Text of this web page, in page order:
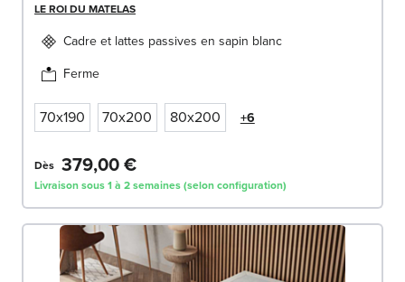
LE ROI DU MATELAS
Cadre et lattes passives en sapin blanc
Ferme
70x190 70x200 80x200 +6
Dès 379,00 €
Livraison sous 1 à 2 semaines (selon configuration)